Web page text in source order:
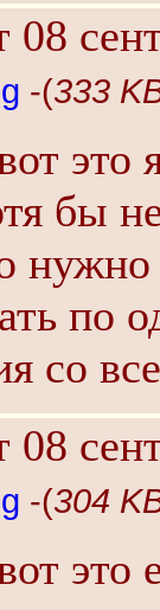
08
-(333
это
бы
нужно
по
со
08
-(304
это